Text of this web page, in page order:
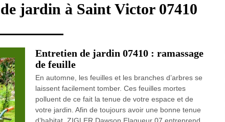
jardin à Saint Victor 07410
Entretien de jardin 07410 : ramassage
de feuille
En automne, les feuilles et les branches d’arbres se
laissent facilement tomber. Ces feuilles mortes
polluent de ce fait la tenue de votre espace et de
votre jardin. Afin de toujours avoir une bonne tenue